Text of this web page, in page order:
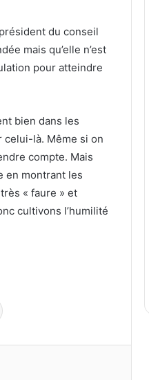
du conseil
mais qu’elle n’est
pour atteindre
bien dans les
celui-là. Même si on
compte. Mais
en montrant les
« faure » et
cultivons l’humilité